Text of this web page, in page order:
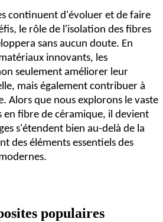
continuent d'évoluer et de faire
le rôle de l'isolation des fibres
sans aucun doute. En
innovants, les
seulement améliorer leur
mais également contribuer à
Alors que nous explorons le vaste
fibre de céramique, il devient
s'étendent bien au-delà de la
des éléments essentiels des
populaires